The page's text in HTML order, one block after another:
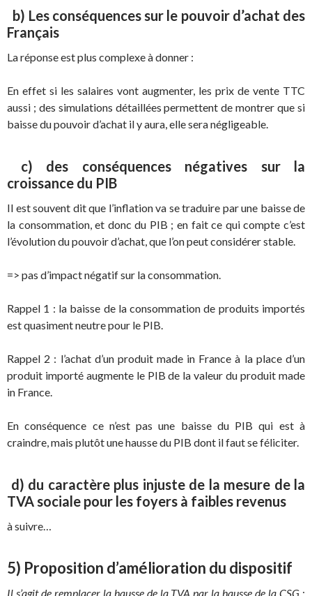
b) Les conséquences sur le pouvoir d’achat des
Français
La réponse est plus complexe à donner :
En effet si les salaires vont augmenter, les prix de vente TTC
aussi ; des simulations détaillées permettent de montrer que si
baisse du pouvoir d’achat il y aura, elle sera négligeable.
c) des conséquences négatives sur la
croissance du PIB
Il est souvent dit que l’inflation va se traduire par une baisse de
la consommation, et donc du PIB ; en fait ce qui compte c’est
l’évolution du pouvoir d’achat, que l’on peut considérer stable.
=> pas d’impact négatif sur la consommation.
Rappel 1 : la baisse de la consommation de produits importés
est quasiment neutre pour le PIB.
Rappel 2 : l’achat d’un produit made in France à la place d’un
produit importé augmente le PIB de la valeur du produit made
in France.
En conséquence ce n’est pas une baisse du PIB qui est à
craindre, mais plutôt une hausse du PIB dont il faut se féliciter.
d) du caractère plus injuste de la mesure de la
TVA sociale pour les foyers à faibles revenus
à suivre…
5) Proposition d’amélioration du dispositif
Il s’agit de remplacer la hausse de la TVA par la hausse de la CSG ;